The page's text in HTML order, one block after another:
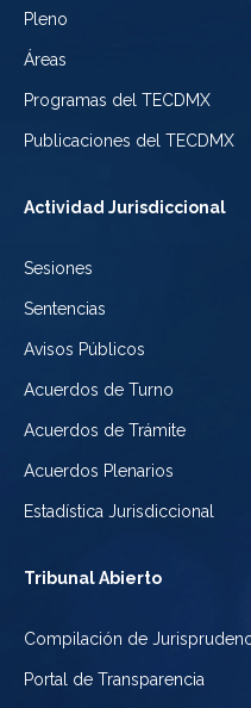
Pleno
Áreas
Programas del TECDMX
Publicaciones del TECDMX
Actividad Jurisdiccional
Sesiones
Sentencias
Avisos Públicos
Acuerdos de Turno
Acuerdos de Trámite
Acuerdos Plenarios
Estadística Jurisdiccional
Tribunal Abierto
Compilación de
Portal de Transparencia